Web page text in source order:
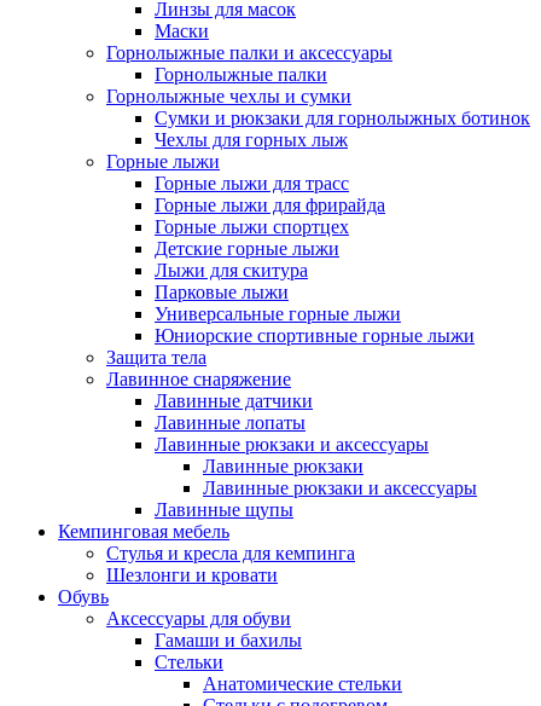
Линзы для масок
Маски
Горнолыжные палки и аксессуары
Горнолыжные палки
Горнолыжные чехлы и сумки
Сумки и рюкзаки для горнолыжных ботинок
Чехлы для горных лыж
Горные лыжи
Горные лыжи для трасс
Горные лыжи для фрирайда
Горные лыжи спортцех
Детские горные лыжи
Лыжи для скитура
Парковые лыжи
Универсальные горные лыжи
Юниорские спортивные горные лыжи
Защита тела
Лавинное снаряжение
Лавинные датчики
Лавинные лопаты
Лавинные рюкзаки и аксессуары
Лавинные рюкзаки
Лавинные рюкзаки и аксессуары
Лавинные щупы
Кемпинговая мебель
Стулья и кресла для кемпинга
Шезлонги и кровати
Обувь
Аксессуары для обуви
Гамаши и бахилы
Стельки
Анатомические стельки